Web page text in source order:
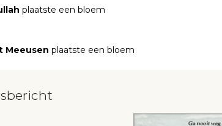
plaatste een bloem
Meeusen plaatste een bloem